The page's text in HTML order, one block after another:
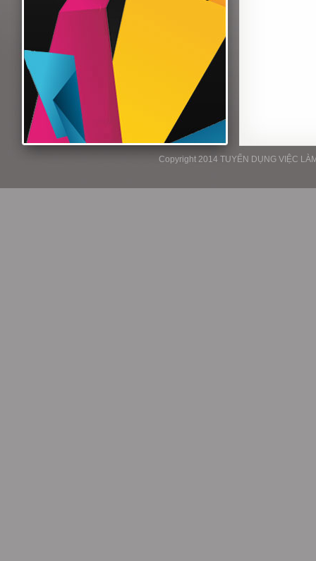
Copyright 2014 TUYỂN DỤNG VIỆC